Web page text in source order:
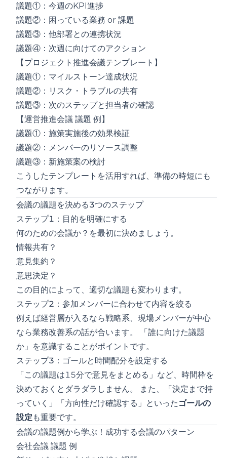
議題①：今週のKPI進捗
議題②：困っている業務 or 課題
議題③：他部署との連携状況
議題④：次週に向けてのアクション
【プロジェクト推進会議テンプレート】
議題①：マイルストーン達成状況
議題②：リスク・トラブルの共有
議題③：次のステップと担当者の確認
【運営推進会議 議題 例】
議題①：施策実施後の効果検証
議題②：メンバーのリソース調整
議題③：新施策案の検討
こうしたテンプレートを活用すれば、準備の時短にも
つながります。
会議の議題を決める3つのステップ
ステップ1：目的を明確にする
何のための会議か？を最初に決めましょう。
情報共有？
意見集約？
意思決定？
この目的によって、適切な議題も変わります。
ステップ2：参加メンバーに合わせて内容を絞る
例えば経営層が入るなら戦略系、現場メンバーが中心
なら業務改善系の話が合います。 「誰に向けた議題
か」を意識することがポイントです。
ステップ3：ゴールと時間配分を設定する
「この議題は15分で意見をまとめる」など、時間枠を
決めておくとダラダラしません。 また、「決定まで持
っていく」「方向性だけ確認する」といった ゴールの
設定 も重要です。
会議の議題例から学ぶ！成功する会議のパターン
会社会議 議題 例